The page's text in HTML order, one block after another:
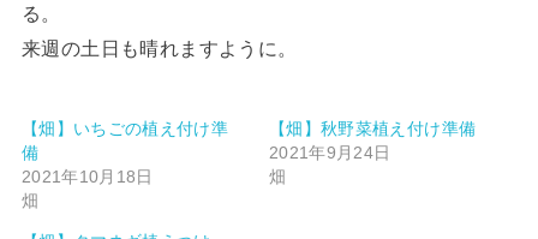
る。
来週の土日も晴れますように。
【畑】いちごの植え付け準
備
2021年10月18日
畑
【畑】秋野菜植え付け準備
2021年9月24日
畑